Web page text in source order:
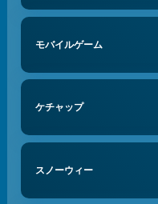
モバイルゲーム
ケチャップ
スノーウィー